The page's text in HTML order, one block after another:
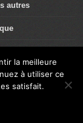
autres
la meilleure
à utiliser ce
satisfait.